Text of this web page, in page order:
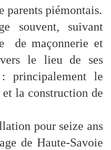
parents piémontais.
souvent, suivant
de maçonnerie et
le lieu de ses
: principalement le
la construction de
pour seize ans
de Haute-Savoie